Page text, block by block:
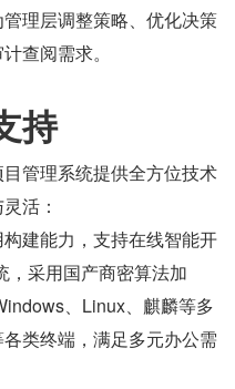
理层调整策略、优化决策
查阅需求。
持
管理系统提供全方位技术
活：
建能力，支持在线智能开
，采用国产商密算法加
、Linux、麒麟等多
类终端，满足多元办公需